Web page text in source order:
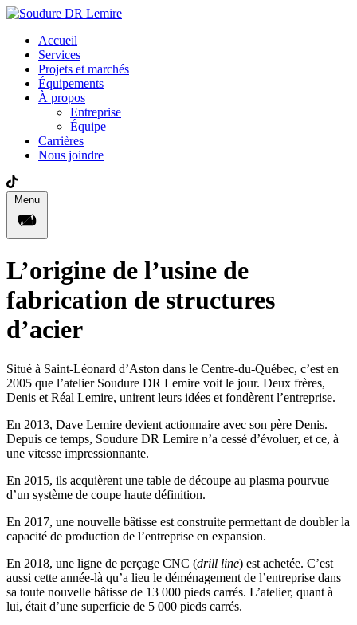
Accueil
Services
Projets et marchés
Équipements
À propos
Entreprise
Équipe
Carrières
Nous joindre
Menu
L’origine de l’usine de
fabrication de structures
d’acier
Situé à Saint-Léonard d’Aston dans le Centre-du-Québec, c’est en
2005 que l’atelier Soudure DR Lemire voit le jour. Deux frères,
Denis et Réal Lemire, unirent leurs idées et fondèrent l’entreprise.
En 2013, Dave Lemire devient actionnaire avec son père Denis.
Depuis ce temps, Soudure DR Lemire n’a cessé d’évoluer, et ce, à
une vitesse impressionnante.
En 2015, ils acquièrent une table de découpe au plasma pourvue
d’un système de coupe haute définition.
En 2017, une nouvelle bâtisse est construite permettant de doubler la
capacité de production de l’entreprise en expansion.
En 2018, une ligne de perçage CNC (drill line) est achetée. C’est
aussi cette année-là qu’a lieu le déménagement de l’entreprise dans
sa toute nouvelle bâtisse de 13 000 pieds carrés. L’atelier, quant à
lui, était d’une superficie de 5 000 pieds carrés.